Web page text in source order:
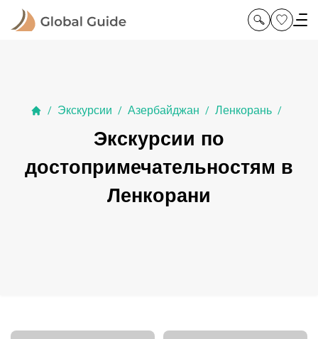
/ Экскурсии / Азербайджан / Ленкорань /
Экскурсии по
достопримечательностям в
Ленкорани